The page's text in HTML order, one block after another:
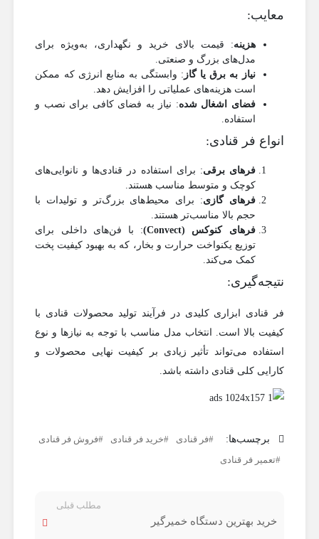
معایب:
هزینه: قیمت بالای خرید و نگهداری، به‌ویژه برای
مدل‌های بزرگ و صنعتی.
نیاز به برق یا گاز: وابستگی به منابع انرژی که ممکن
است هزینه‌های عملیاتی را افزایش دهد.
فضای اشغال شده: نیاز به فضای کافی برای نصب و
استفاده.
انواع فر قنادی:
فرهای برقی : برای استفاده در قنادی‌ها و نانوایی‌های
کوچک و متوسط مناسب هستند.
فرهای گازی: برای محیط‌های بزرگ‌تر و تولیدات با
حجم بالا مناسب‌تر هستند.
فرهای کنوکس (Convect)
: با فن‌های داخلی برای
توزیع یکنواخت حرارت و بخار، که به بهبود کیفیت پخت
کمک می‌کند.
نتیجه‌گیری:
فر قنادی ابزاری کلیدی در فرآیند تولید محصولات قنادی با
کیفیت بالا است. انتخاب مدل مناسب با توجه به نیازها و نوع
استفاده می‌تواند تأثیر زیادی بر کیفیت نهایی محصولات و
کارایی کلی قنادی داشته باشد.
برچسب‌ها: فر قنادی خرید فر قنادی
فروش فر قنادی
تعمیر فر قنادی
مطلب قبلی
خرید بهترین دستگاه خمیرگیر